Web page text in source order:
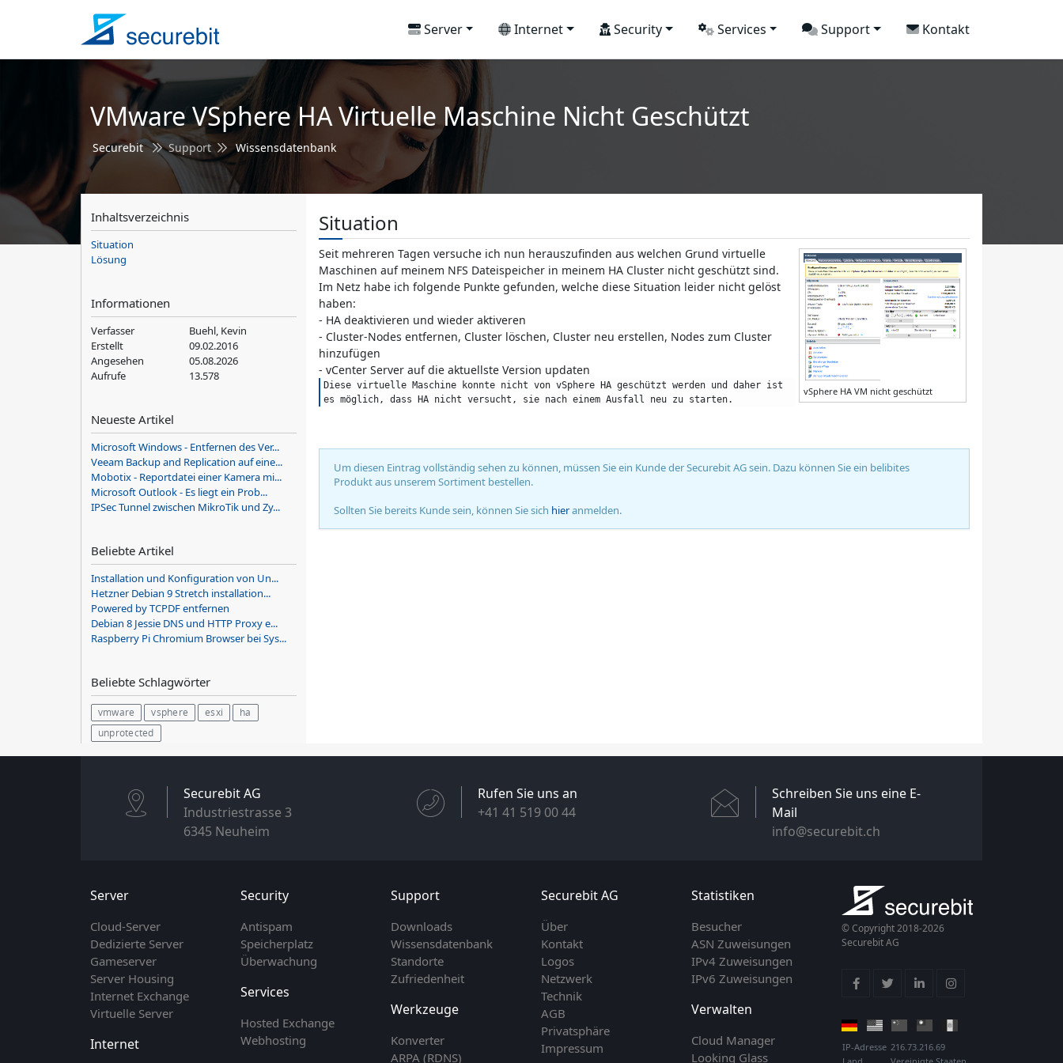
Server Internet Security Services Support Kontakt
VMware VSphere HA Virtuelle Maschine Nicht Geschützt
Securebit Support Wissensdatenbank
Inhaltsverzeichnis
Situation
Lösung
Informationen
Verfasser
Buehl, Kevin
Erstellt
09.02.2016
Angesehen
05.08.2026
Aufrufe
13.578
Neueste Artikel
Microsoft Windows - Entfernen des Ver...
Veeam Backup and Replication auf eine...
Mobotix - Reportdatei einer Kamera mi...
Microsoft Outlook - Es liegt ein Prob...
IPSec Tunnel zwischen MikroTik und Zy...
Beliebte Artikel
Installation und Konfiguration von Un...
Hetzner Debian 9 Stretch installation...
Powered by TCPDF entfernen
Debian 8 Jessie DNS und HTTP Proxy e...
Raspberry Pi Chromium Browser bei Sys...
Beliebte Schlagwörter
vmware vsphere esxi
ha
unprotected
Situation
vSphere HA VM nicht geschützt
Seit mehreren Tagen versuche ich nun herauszufinden aus welchen Grund virtuelle
Maschinen auf meinem NFS Dateispeicher in meinem HA Cluster nicht geschützt sind.
Im Netz habe ich folgende Punkte gefunden, welche diese Situation leider nicht gelöst
haben:
- HA deaktivieren und wieder aktiveren
- Cluster-Nodes entfernen, Cluster löschen, Cluster neu erstellen, Nodes zum Cluster
hinzufügen
- vCenter Server auf die aktuellste Version updaten
Diese virtuelle Maschine konnte nicht von vSphere HA geschützt werden und daher ist
es möglich, dass HA nicht versucht, sie nach einem Ausfall neu zu starten.
Um diesen Eintrag vollständig sehen zu können, müssen Sie ein Kunde der Securebit AG sein. Dazu können Sie ein belibites
Produkt aus unserem Sortiment bestellen.
Sollten Sie bereits Kunde sein, können Sie sich hieranmelden.
Securebit AG
Industriestrasse 3
6345 Neuheim
Rufen Sie uns an
+41 41 519 00 44
Schreiben Sie uns eine E-
Mail
info@securebit.ch
Server
Cloud-Server
Dedizierte Server
Gameserver
Server Housing
Internet Exchange
Virtuelle Server
Internet
Security
Antispam
Speicherplatz
Überwachung
Services
Hosted Exchange
Webhosting
Support
Downloads
Wissensdatenbank
Standorte
Zufriedenheit
Werkzeuge
Konverter
ARPA (RDNS)
Securebit AG
Über
Kontakt
Logos
Netzwerk
Technik
AGB
Privatsphäre
Impressum
Statistiken
Besucher
ASN Zuweisungen
IPv4 Zuweisungen
IPv6 Zuweisungen
Verwalten
Cloud Manager
Looking Glass
© Copyright 2018-2026
Securebit AG
IP-Adresse 216.73.216.69